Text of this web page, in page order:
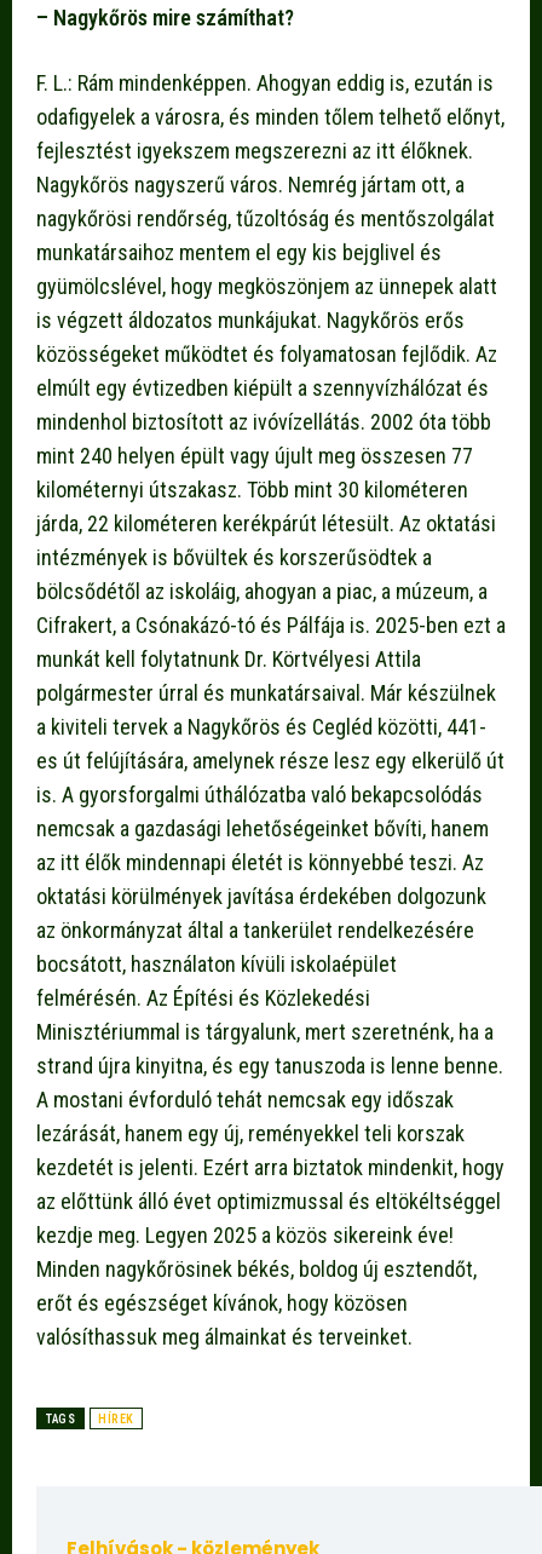
– Nagykőrös mire számíthat?
F. L.: Rám mindenképpen. Ahogyan eddig is, ezután is
odafigyelek a városra, és minden tőlem telhető előnyt,
fejlesztést igyekszem megszerezni az itt élőknek.
Nagykőrös nagyszerű város. Nemrég jártam ott, a
nagykőrösi rendőrség, tűzoltóság és mentőszolgálat
munkatársaihoz mentem el egy kis bejglivel és
gyümölcslével, hogy megköszönjem az ünnepek alatt
is végzett áldozatos munkájukat. Nagykőrös erős
közösségeket működtet és folyamatosan fejlődik. Az
elmúlt egy évtizedben kiépült a szennyvízhálózat és
mindenhol biztosított az ivóvízellátás. 2002 óta több
mint 240 helyen épült vagy újult meg összesen 77
kilométernyi útszakasz. Több mint 30 kilométeren
járda, 22 kilométeren kerékpárút létesült. Az oktatási
intézmények is bővültek és korszerűsödtek a
bölcsődétől az iskoláig, ahogyan a piac, a múzeum, a
Cifrakert, a Csónakázó-tó és Pálfája is. 2025-ben ezt a
munkát kell folytatnunk Dr. Körtvélyesi Attila
polgármester úrral és munkatársaival. Már készülnek
a kiviteli tervek a Nagykőrös és Cegléd közötti, 441-
es út felújítására, amelynek része lesz egy elkerülő út
is. A gyorsforgalmi úthálózatba való bekapcsolódás
nemcsak a gazdasági lehetőségeinket bővíti, hanem
az itt élők mindennapi életét is könnyebbé teszi. Az
oktatási körülmények javítása érdekében dolgozunk
az önkormányzat által a tankerület rendelkezésére
bocsátott, használaton kívüli iskolaépület
felmérésén. Az Építési és Közlekedési
Minisztériummal is tárgyalunk, mert szeretnénk, ha a
strand újra kinyitna, és egy tanuszoda is lenne benne.
A mostani évforduló tehát nemcsak egy időszak
lezárását, hanem egy új, reményekkel teli korszak
kezdetét is jelenti. Ezért arra biztatok mindenkit, hogy
az előttünk álló évet optimizmussal és eltökéltséggel
kezdje meg. Legyen 2025 a közös sikereink éve!
Minden nagykőrösinek békés, boldog új esztendőt,
erőt és egészséget kívánok, hogy közösen
valósíthassuk meg álmainkat és terveinket.
TAGS HÍREK
Felhívások - közlemények